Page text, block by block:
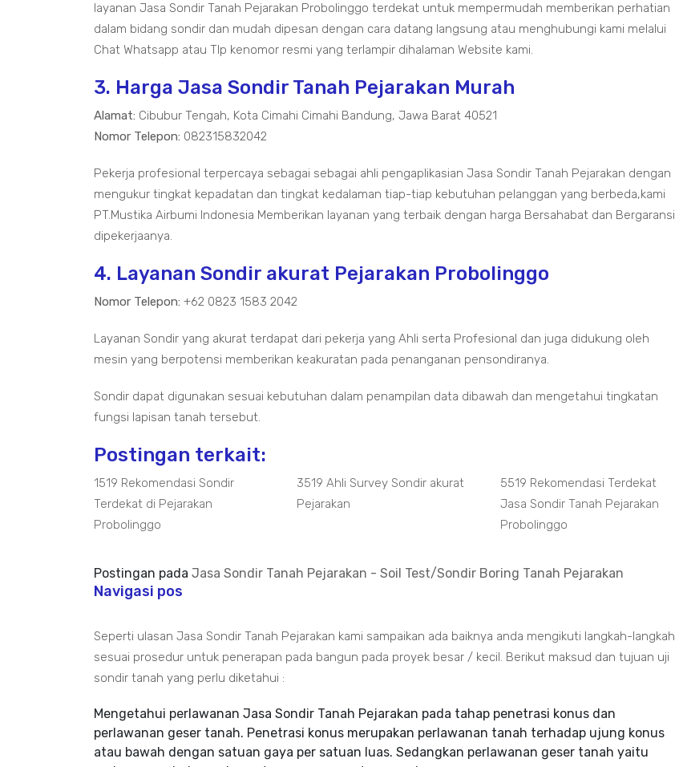
layanan Jasa Sondir Tanah Pejarakan Probolinggo terdekat untuk mempermudah memberikan perhatian
dalam bidang sondir dan mudah dipesan dengan cara datang langsung atau menghubungi kami melalui
Chat Whatsapp atau Tlp kenomor resmi yang terlampir dihalaman Website kami.
3. Harga Jasa Sondir Tanah Pejarakan Murah
Alamat: Cibubur Tengah, Kota Cimahi Cimahi Bandung, Jawa Barat 40521
Nomor Telepon: 082315832042
Pekerja profesional terpercaya sebagai sebagai ahli pengaplikasian Jasa Sondir Tanah Pejarakan dengan
mengukur tingkat kepadatan dan tingkat kedalaman tiap-tiap kebutuhan pelanggan yang berbeda,kami
PT.Mustika Airbumi Indonesia Memberikan layanan yang terbaik dengan harga Bersahabat dan Bergaransi
dipekerjaanya.
4. Layanan Sondir akurat Pejarakan Probolinggo
Nomor Telepon: +62 0823 1583 2042
Layanan Sondir yang akurat terdapat dari pekerja yang Ahli serta Profesional dan juga didukung oleh
mesin yang berpotensi memberikan keakuratan pada penanganan pensondiranya.
Sondir dapat digunakan sesuai kebutuhan dalam penampilan data dibawah dan mengetahui tingkatan
fungsi lapisan tanah tersebut.
Postingan terkait:
1519 Rekomendasi Sondir
Terdekat di Pejarakan
Probolinggo
3519 Ahli Survey Sondir akurat
Pejarakan
5519 Rekomendasi Terdekat
Jasa Sondir Tanah Pejarakan
Probolinggo
Postingan pada Jasa Sondir Tanah Pejarakan - Soil Test/Sondir Boring Tanah Pejarakan
Navigasi pos
Seperti ulasan Jasa Sondir Tanah Pejarakan kami sampaikan ada baiknya anda mengikuti langkah-langkah
sesuai prosedur untuk penerapan pada bangun pada proyek besar / kecil. Berikut maksud dan tujuan uji
sondir tanah yang perlu diketahui :
Mengetahui perlawanan Jasa Sondir Tanah Pejarakan pada tahap penetrasi konus dan
perlawanan geser tanah. Penetrasi konus merupakan perlawanan tanah terhadap ujung konus
atau bawah dengan satuan gaya per satuan luas. Sedangkan perlawanan geser tanah yaitu